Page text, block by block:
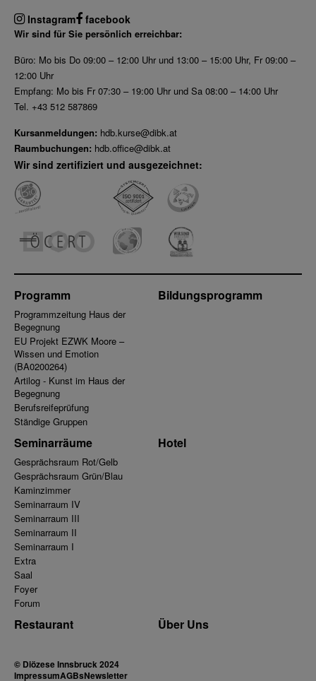
Instagram facebook
Wir sind für Sie persönlich erreichbar:
Büro: Mo bis Do 09:00 – 12:00 Uhr und 13:00 – 15:00 Uhr, Fr 09:00 –
12:00 Uhr
Empfang: Mo bis Fr 07:30 – 19:00 Uhr und Sa 08:00 – 14:00 Uhr
Tel. +43 512 587869
Kursanmeldungen: hdb.kurse@dibk.at
Raumbuchungen: hdb.office@dibk.at
Wir sind zertifiziert und ausgezeichnet:
Programm
Programmzeitung Haus der
Begegnung
EU Projekt EZWK Moore –
Wissen und Emotion
(BA0200264)
Artilog - Kunst im Haus der
Begegnung
Berufsreifeprüfung
Ständige Gruppen
Bildungsprogramm
Seminarräume
Gesprächsraum Rot/Gelb
Gesprächsraum Grün/Blau
Kaminzimmer
Seminarraum IV
Seminarraum III
Seminarraum II
Seminarraum I
Extra
Saal
Foyer
Forum
Hotel
Restaurant Über Uns
© Diözese Innsbruck 2024
ImpressumAGBsNewsletter